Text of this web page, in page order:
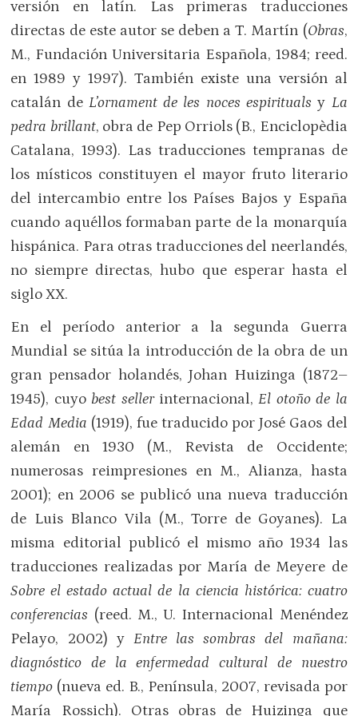
versión en latín. Las primeras traducciones
directas de este autor se deben a T. Martín (Obras,
M., Fundación Universitaria Española, 1984; reed.
en 1989 y 1997). También existe una versión al
catalán de L’ornament de les noces espiritualsy La
pedra brillant, obra de Pep Orriols (B., Enciclopèdia
Catalana, 1993). Las traducciones tempranas de
los místicos constituyen el mayor fruto literario
del intercambio entre los Países Bajos y España
cuando aquéllos formaban parte de la monarquía
hispánica. Para otras traducciones del neerlandés,
no siempre directas, hubo que esperar hasta el
siglo XX.
En el período anterior a la segunda Guerra
Mundial se sitúa la introducción de la obra de un
gran pensador holandés, Johan Huizinga (1872–
1945), cuyo best seller internacional,El otoño de la
Edad Media (1919), fue traducido por José Gaos del
alemán en 1930 (M., Revista de Occidente;
numerosas reimpresiones en M., Alianza, hasta
2001); en 2006 se publicó una nueva traducción
de Luis Blanco Vila (M., Torre de Goyanes). La
misma editorial publicó el mismo año 1934 las
traducciones realizadas por María de Meyere de
Sobre el estado actual de la ciencia histórica: cuatro
conferencias (reed. M., U. Internacional Menéndez
Pelayo, 2002) y Entre las sombras del mañana:
diagnóstico de la enfermedad cultural de nuestro
tiempo (nueva ed. B., Península, 2007, revisada por
María Rossich). Otras obras de Huizinga que